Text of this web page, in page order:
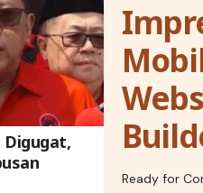
Digugat,
Ready for